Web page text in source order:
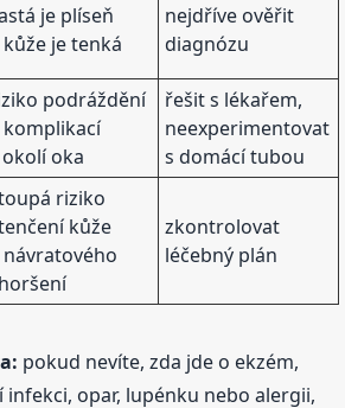
je plíseň
kůže je tenká
nejdříve ověřit
diagnózu
podráždění
komplikací
oka
řešit s lékařem,
neexperimentovat
s domácí tubou
riziko
kůže
návratového
zkontrolovat
léčebný plán
pokud nevíte, zda jde o ekzém,
opar, lupénku nebo alergii,